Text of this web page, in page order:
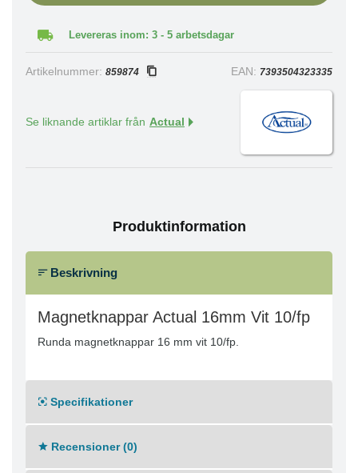
Levereras inom: 3 - 5 arbetsdagar
Artikelnummer: 859874 EAN: 7393504323335
Se liknande artiklar från Actual
Produktinformation
Beskrivning
Magnetknappar Actual 16mm Vit 10/fp
Runda magnetknappar 16 mm vit 10/fp.
Specifikationer
Recensioner (0)